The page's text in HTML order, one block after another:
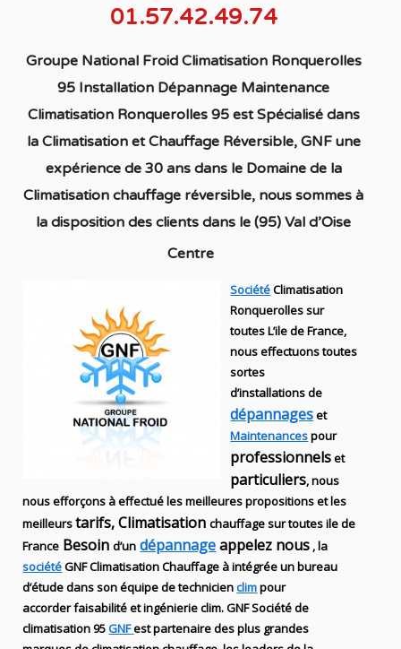
01.57.42.49.74
Groupe National Froid Climatisation Ronquerolles
95 Installation Dépannage Maintenance
Climatisation Ronquerolles 95 est Spécialisédans
la Climatisationet ChauffageRéversible, GNF une
expérience de 30 ans dans le Domaine de la
Climatisation chauffage réversible, nous sommes à
la disposition des clients dans le (95) Val d’Oise
Centre
SociétéClimatisation
Ronquerolles sur
toutes L’ile de France,
nous effectuons toutes
sortes
d’installationsde
dépannageset
Maintenancespour
professionnelset
particuliers, nous
nous efforçons à effectué les meilleures propositions et les
meilleurstarifs, Climatisationchauffage sur toutes ile de
France Besoind’un dépannageappelez nous , la
sociétéGNFClimatisation Chauffage à intégrée un bureau
d’étude dans son équipe de technicienclimpour
accorder faisabilité et ingénierieclim.GNFSociété de
climatisation 95GNFest partenaire des plus grandes